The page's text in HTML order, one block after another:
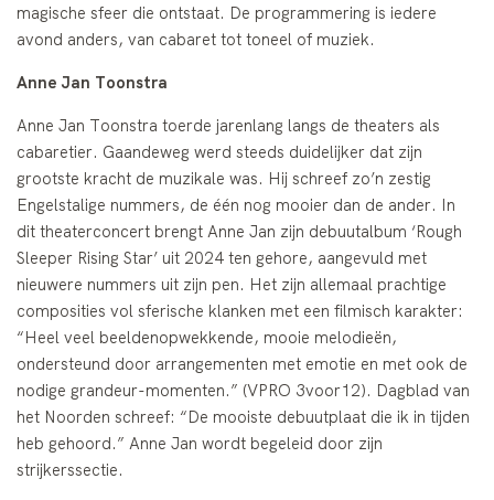
magische sfeer die ontstaat. De programmering is iedere
avond anders, van cabaret tot toneel of muziek.
Anne Jan Toonstra
Anne Jan Toonstra toerde jarenlang langs de theaters als
cabaretier. Gaandeweg werd steeds duidelijker dat zijn
grootste kracht de muzikale was. Hij schreef zo’n zestig
Engelstalige nummers, de één nog mooier dan de ander. In
dit theaterconcert brengt Anne Jan zijn debuutalbum ‘Rough
Sleeper Rising Star’ uit 2024 ten gehore, aangevuld met
nieuwere nummers uit zijn pen. Het zijn allemaal prachtige
composities vol sferische klanken met een filmisch karakter:
“Heel veel beeldenopwekkende, mooie melodieën,
ondersteund door arrangementen met emotie en met ook de
nodige grandeur-momenten.” (VPRO 3voor12). Dagblad van
het Noorden schreef: “De mooiste debuutplaat die ik in tijden
heb gehoord.” Anne Jan wordt begeleid door zijn
strijkerssectie.